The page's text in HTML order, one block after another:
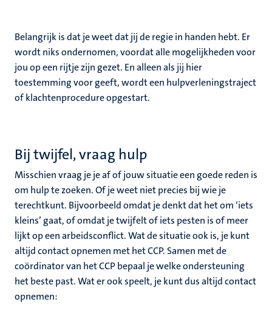
Belangrijk is dat je weet dat jij de regie in handen hebt. Er
wordt niks ondernomen, voordat alle mogelijkheden voor
jou op een rijtje zijn gezet. En alleen als jij hier
toestemming voor geeft, wordt een hulpverleningstraject
of klachtenprocedure opgestart.
Bij twijfel, vraag hulp
Misschien vraag je je af of jouw situatie een goede reden is
om hulp te zoeken. Of je weet niet precies bij wie je
terechtkunt. Bijvoorbeeld omdat je denkt dat het om ‘iets
kleins’ gaat, of omdat je twijfelt of iets pesten is of meer
lijkt op een arbeidsconflict. Wat de situatie ook is, je kunt
altijd contact opnemen met het CCP. Samen met de
coördinator van het CCP bepaal je welke ondersteuning
het beste past. Wat er ook speelt, je kunt dus altijd contact
opnemen: